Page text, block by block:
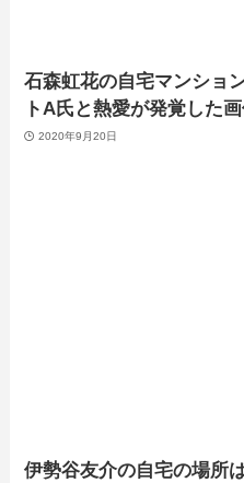
石森虹花の自宅マンショ
トA氏と熱愛が発覚した
2020年9月20日
伊勢谷友介の自宅の場所